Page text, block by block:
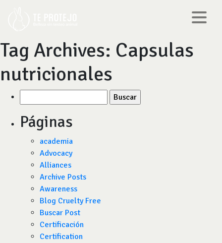
Tag Archives: Capsulas
nutricionales
por:
Páginas
academia
Advocacy
Alliances
Archive Posts
Awareness
Blog Cruelty Free
Buscar Post
Certificación
Certification